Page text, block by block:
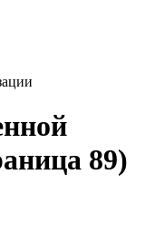
89)